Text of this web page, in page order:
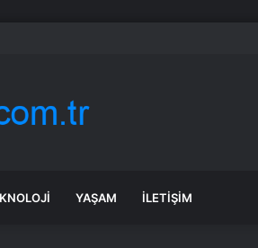
YAŞAM İLETIŞIM